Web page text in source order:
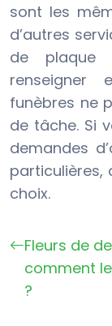
sont les
d’autres
de plaque
renseigner
funèbres ne
de tâche. Si
demandes
particulières,
choix.
Fleurs de
comment
?